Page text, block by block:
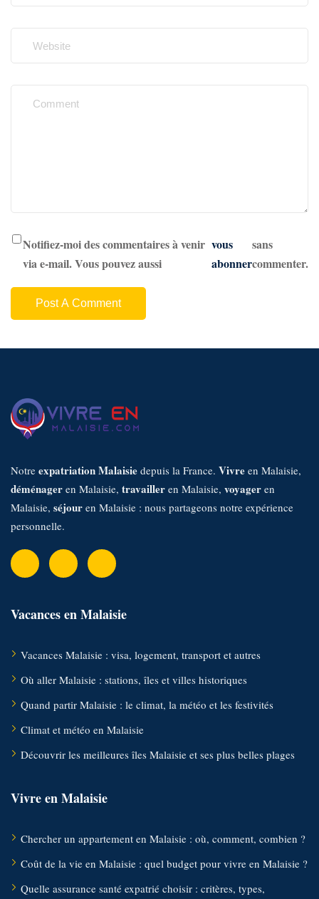
Notifiez-moi des commentaires à venir
via e-mail. Vous pouvez aussi
vous
abonner
sans
commenter.
Notre expatriation Malaisie depuis la France. Vivre en Malaisie,
déménager en Malaisie, travailler en Malaisie, voyager en
Malaisie, séjour en Malaisie : nous partageons notre expérience
personnelle.
Vacances en Malaisie
Vacances Malaisie : visa, logement, transport et autres
Où aller Malaisie : stations, îles et villes historiques
Quand partir Malaisie : le climat, la météo et les festivités
Climat et météo en Malaisie
Découvrir les meilleures îles Malaisie et ses plus belles plages
Vivre en Malaisie
Chercher un appartement en Malaisie : où, comment, combien ?
Coût de la vie en Malaisie : quel budget pour vivre en Malaisie ?
Quelle assurance santé expatrié choisir : critères, types,